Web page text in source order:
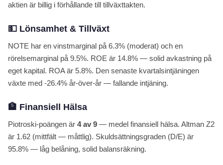
aktien är billig i förhållande till tillväxttakten.
💵 Lönsamhet & Tillväxt
NOTE har en vinstmarginal på 6.3% (moderat) och en
rörelsemarginal på 9.5%. ROE är 14.8% — solid avkastning på
eget kapital. ROA är 5.8%. Den senaste kvartalsintjäningen
växte med -26.4% år-över-år — fallande intjäning.
🏦 Finansiell Hälsa
Piotroski-poängen är 4 av 9 — medel finansiell hälsa. Altman Z2
är 1.62 (mittfält — måttlig). Skuldsättningsgraden (D/E) är
95.8% — låg belåning, solid balansräkning.